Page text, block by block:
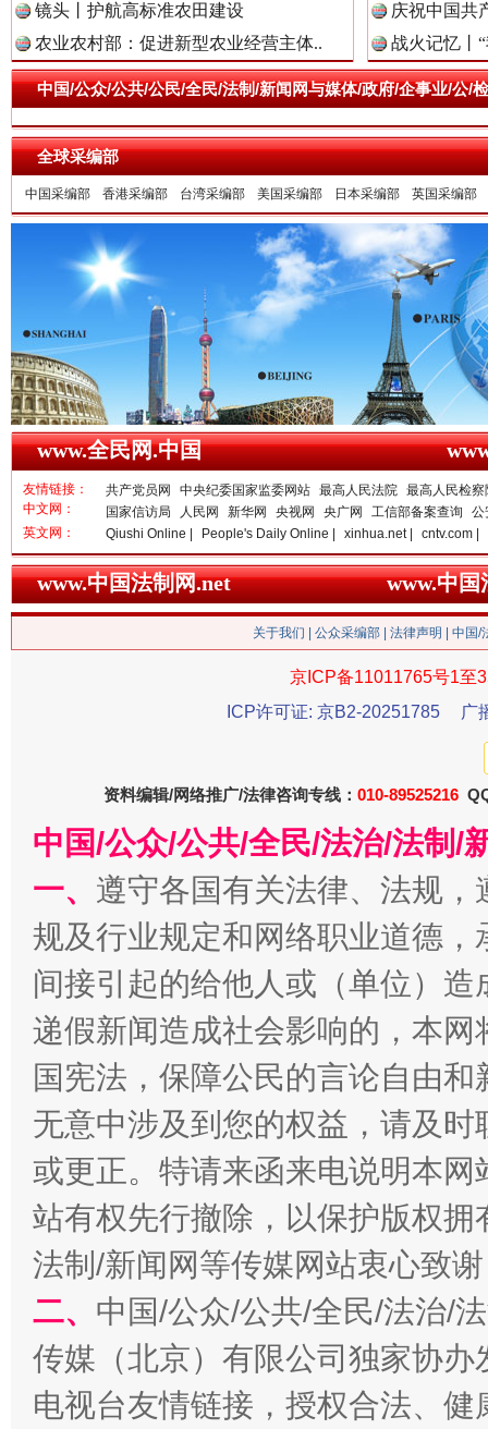
一枚“钉子”竟然扎入要害部门
雄关漫道展新颜 “
高速路
春天里的科技盛宴
巳巳如意，开工大吉！ 三轮上
镜头丨护航高标准农田建设
农业农村部：促进新型农业经营主体..
庆祝中国共
战火记忆丨
中国/公众/公共/公民/全民/法制/新闻网与媒体/政府/企事业/公/
全球采编部
中国采编部 香港采编部 台湾采编部 美国采编部 日本采编部 英国采编部
www.全民网.中国
友情链接：
中文网：
共产党员网 中央纪委国家监委网站 最高人民法院 最高人民检察
国家信访局
人民网 新华网 央视网 央广网 工信部备案查询
公
英文网：
Qiushi Online | People's Daily Online | xinhua.net | cntv.com |
www.中国法制网.net www.中
关于我们 公众采编部 法律声明 | 中国
京ICP备11011765号1至
ICP许可证: 京B2-20251785
广
资料编辑/网络推广/法律咨询专线： 010-89525216
中国/公众/公共/全民/法治/法制/
一、 遵守各国有关法律、法规
规及行业规定和网络职业道德
间接引起的给他人或（单位）
递假新闻造成社会影响的，本
国宪法，保障公民的言论自由
无意中涉及到您的权益，请及
或更正。特请来函来电说明本
站有权先行撤除，以保护版权
法制/新闻网等传媒网站衷心致
二、 中国/公众/公共/全民/法治/
传媒（北京）有限公司独家协
电视台友情链接，授权合法、